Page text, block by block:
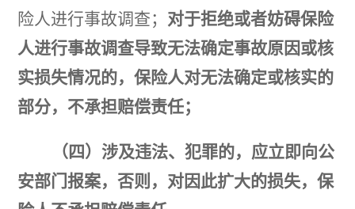
险人进行事故调查； 对于拒绝或者妨碍保险
人进行事故调查导致无法确定事故原因或核
实损失情况的，保险人对无法确定或核实的
部分，不承担赔偿责任；
（四）涉及违法、犯罪的，应立即向公
安部门报案，否则，对因此扩大的损失，保